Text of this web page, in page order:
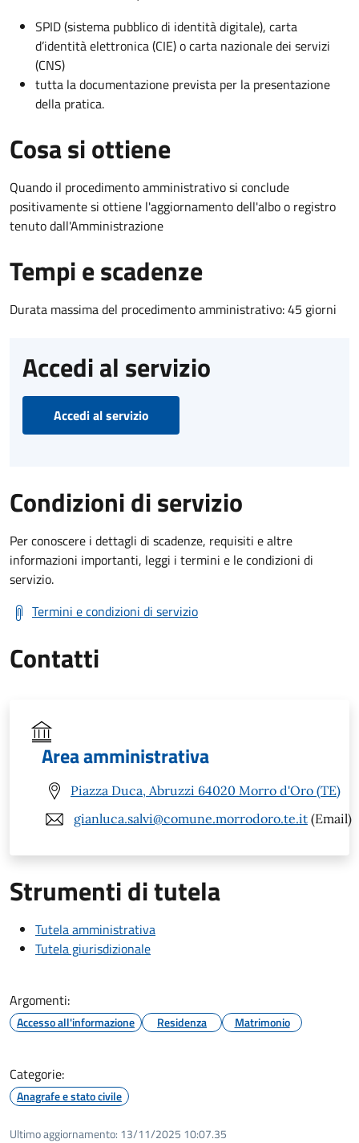
SPID (sistema pubblico di identità digitale), carta
d’identità elettronica (CIE) o carta nazionale dei servizi
(CNS)
tutta la documentazione prevista per la presentazione
della pratica.
Cosa si ottiene
Quando il procedimento amministrativo si conclude
positivamente si ottiene l'aggiornamento dell'albo o registro
tenuto dall'Amministrazione
Tempi e scadenze
Durata massima del procedimento amministrativo: 45 giorni
Accedi al servizio
Accedi al servizio
Condizioni di servizio
Per conoscere i dettagli di scadenze, requisiti e altre
informazioni importanti, leggi i termini e le condizioni di
servizio.
Termini e condizioni di servizio
Contatti
Area amministrativa
Piazza Duca, Abruzzi 64020 Morro d'Oro (TE)
gianluca.salvi@comune.morrodoro.te.it (Email)
Strumenti di tutela
Tutela amministrativa
Tutela giurisdizionale
Argomenti:
Accesso all'informazione Residenza Matrimonio
Categorie:
Anagrafe e stato civile
Ultimo aggiornamento: 13/11/2025 10:07.35